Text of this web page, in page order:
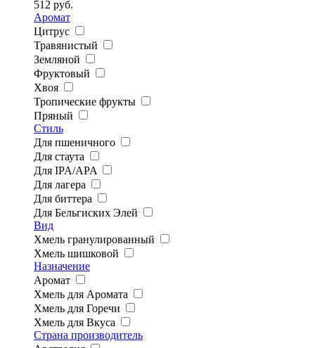
512 руб.
Аромат
Цитрус
Травянистый
Земляной
Фруктовый
Хвоя
Тропические фрукты
Пряный
Стиль
Для пшеничного
Для стаута
Для IPA/APA
Для лагера
Для биттера
Для Бельгиских Элей
Вид
Хмель гранулированный
Хмель шишковой
Назначение
Аромат
Хмель для Аромата
Хмель для Горечи
Хмель для Вкуса
Страна производитель